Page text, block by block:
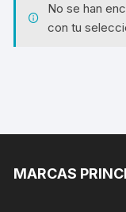
No se han
con tu
MARCAS